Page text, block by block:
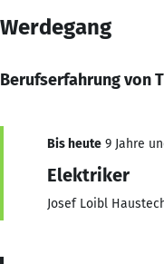
Werdegang
Berufserfahrung von
Bis heute 9 Jahre
Elektriker
Josef Loibl